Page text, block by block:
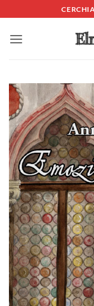
ai
contenuti